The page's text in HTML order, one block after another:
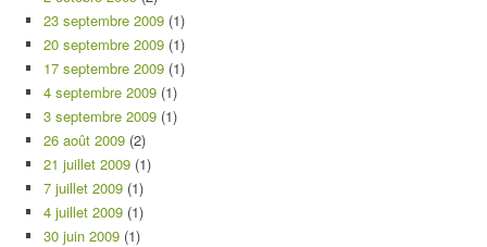
23 septembre 2009 (1)
20 septembre 2009 (1)
17 septembre 2009 (1)
4 septembre 2009 (1)
3 septembre 2009 (1)
26 août 2009 (2)
21 juillet 2009 (1)
7 juillet 2009 (1)
4 juillet 2009 (1)
30 juin 2009 (1)